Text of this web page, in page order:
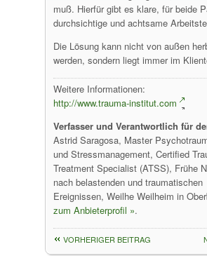
muß. Hierfür gibt es klare, für beide
durchsichtige und achtsame
Die Lösung kann nicht von außen
werden, sondern liegt immer im
Weitere Informationen:
http://www.trauma-institut.com
Verfasser und Verantwortlich für
Astrid Saragosa, Master
und Stressmanagement, Certified
Treatment Specialist (ATSS), Frühe
nach belastenden und traumatischen
Ereignissen, Weilhe Weilheim in
zum Anbieterprofil ».
VORHERIGER BEITRAG